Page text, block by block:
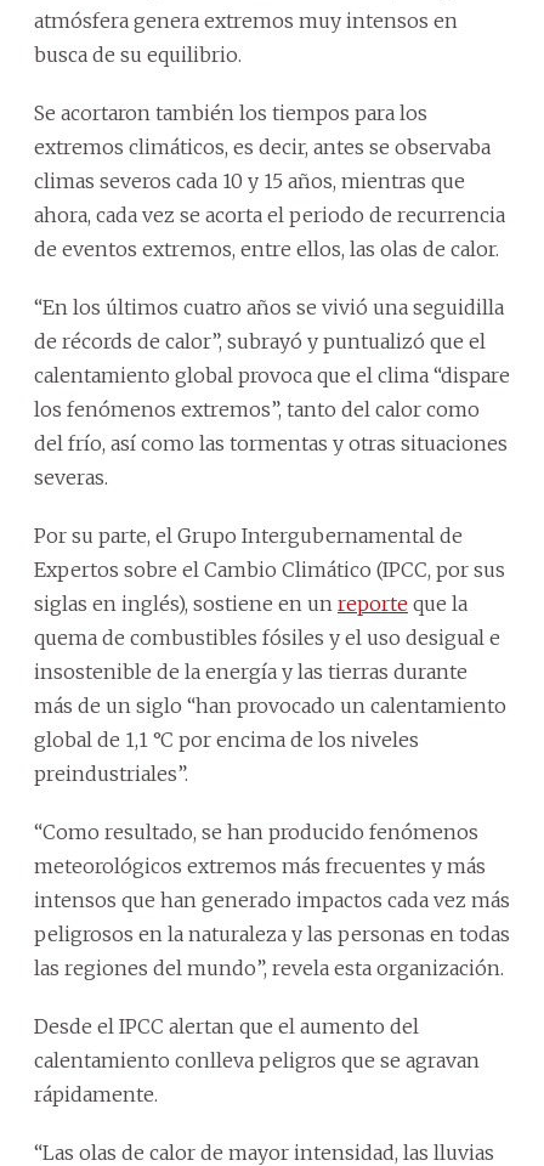
atmósfera genera extremos muy intensos en
busca de su equilibrio.
Se acortaron también los tiempos para los
extremos climáticos, es decir, antes se observaba
climas severos cada 10 y 15 años, mientras que
ahora, cada vez se acorta el periodo de recurrencia
de eventos extremos, entre ellos, las olas de calor.
“En los últimos cuatro años se vivió una seguidilla
de récords de calor”, subrayó y puntualizó que el
calentamiento global provoca que el clima “dispare
los fenómenos extremos”, tanto del calor como
del frío, así como las tormentas y otras situaciones
severas.
Por su parte, el Grupo Intergubernamental de
Expertos sobre el Cambio Climático (IPCC, por sus
siglas en inglés), sostiene en un reporte que la
quema de combustibles fósiles y el uso desigual e
insostenible de la energía y las tierras durante
más de un siglo “han provocado un calentamiento
global de 1,1 °C por encima de los niveles
preindustriales”.
“Como resultado, se han producido fenómenos
meteorológicos extremos más frecuentes y más
intensos que han generado impactos cada vez más
peligrosos en la naturaleza y las personas en todas
las regiones del mundo”, revela esta organización.
Desde el IPCC alertan que el aumento del
calentamiento conlleva peligros que se agravan
rápidamente.
“Las olas de calor de mayor intensidad, las lluvias